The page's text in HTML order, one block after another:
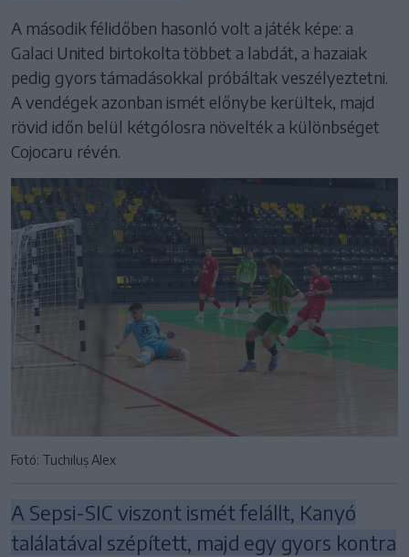
A második félidőben hasonló volt a játék képe: a
Galaci United birtokolta többet a labdát, a hazaiak
pedig gyors támadásokkal próbáltak veszélyeztetni.
A vendégek azonban ismét előnybe kerültek, majd
rövid időn belül kétgólosra növelték a különbséget
Cojocaru révén.
Fotó: Tuchiluș Alex
A Sepsi-SIC viszont ismét felállt, Kanyó
találatával szépített, majd egy gyors kontra